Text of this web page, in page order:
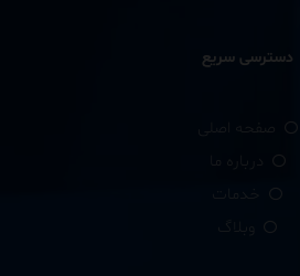
دسترسی سریع
صفحه اصلی